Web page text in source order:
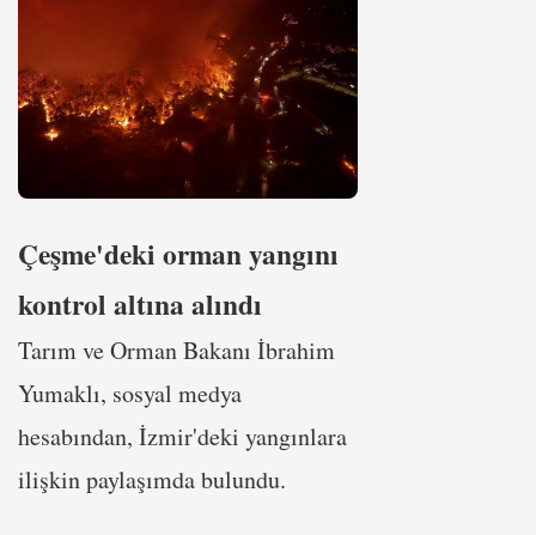
Çeşme'deki orman yangını
kontrol altına alındı
Tarım ve Orman Bakanı İbrahim
Yumaklı, sosyal medya
hesabından, İzmir'deki yangınlara
ilişkin paylaşımda bulundu.